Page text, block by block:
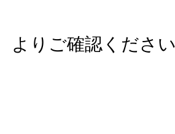
よりご確認くださ